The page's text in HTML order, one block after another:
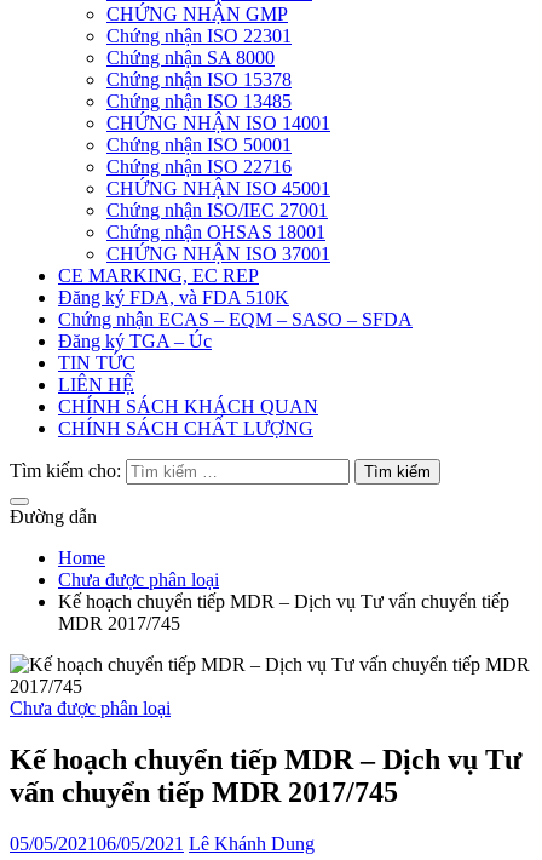
CHỨNG NHẬN GMP
Chứng nhận ISO 22301
Chứng nhận SA 8000
Chứng nhận ISO 15378
Chứng nhận ISO 13485
CHỨNG NHẬN ISO 14001
Chứng nhận ISO 50001
Chứng nhận ISO 22716
CHỨNG NHẬN ISO 45001
Chứng nhận ISO/IEC 27001
Chứng nhận OHSAS 18001
CHỨNG NHẬN ISO 37001
CE MARKING, EC REP
Đăng ký FDA, và FDA 510K
Chứng nhận ECAS – EQM – SASO – SFDA
Đăng ký TGA – Úc
TIN TỨC
LIÊN HỆ
CHÍNH SÁCH KHÁCH QUAN
CHÍNH SÁCH CHẤT LƯỢNG
Tìm kiếm cho:
Đường dẫn
Home
Chưa được phân loại
Kế hoạch chuyển tiếp MDR – Dịch vụ Tư vấn chuyển tiếp
MDR 2017/745
Chưa được phân loại
Kế hoạch chuyển tiếp MDR – Dịch vụ Tư
vấn chuyển tiếp MDR 2017/745
05/05/202106/05/2021 Lê Khánh Dung